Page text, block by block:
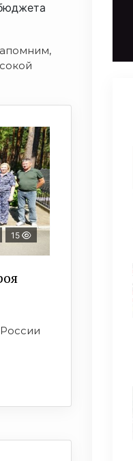
15